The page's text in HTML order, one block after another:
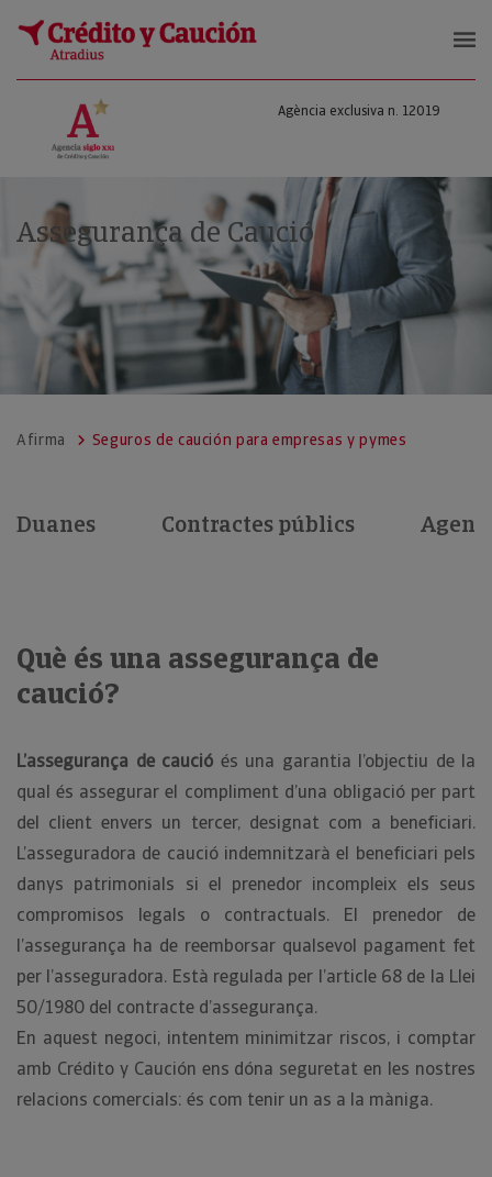
Agència exclusiva n. 12019
Assegurança de Caució
Afirma Seguros de caución para empresas y pymes
Duanes Contractes públics
Què és una assegurança de
caució?
L’assegurança de caució és una garantia l’objectiu de la
qual és assegurar el compliment d’una obligació per part
del client envers un tercer, designat com a beneficiari.
L’asseguradora de caució indemnitzarà el beneficiari pels
danys patrimonials si el prenedor incompleix els seus
compromisos legals o contractuals. El prenedor de
l’assegurança ha de reemborsar qualsevol pagament fet
per l’asseguradora. Està regulada per l’article 68 de la Llei
50/1980 del contracte d’assegurança.
En aquest negoci, intentem minimitzar riscos, i comptar
amb Crédito y Caución ens dóna seguretat en les nostres
relacions comercials: és com tenir un as a la màniga.